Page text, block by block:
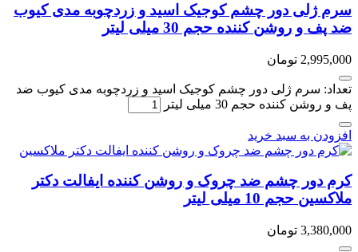
سرم ژلی دور چشم کوجیک اسید و زردچوبه مدی کیوب
ضد پف و روشن کننده حجم 30 میلی لیتر
2,995,000 تومان
تعداد: سرم ژلی دور چشم کوجیک اسید و زردچوبه مدی کیوب ضد
پف و روشن کننده حجم 30 میلی لیتر
افزودن به سبد خرید
کرم دور چشم ضد چروک و روشن کننده ایفالت دکتر
ملاکسین حجم 10 میلی لیتر
3,380,000 تومان